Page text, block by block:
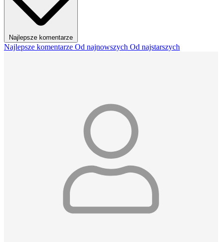
Najlepsze komentarze
Najlepsze komentarze Od najnowszych Od najstarszych